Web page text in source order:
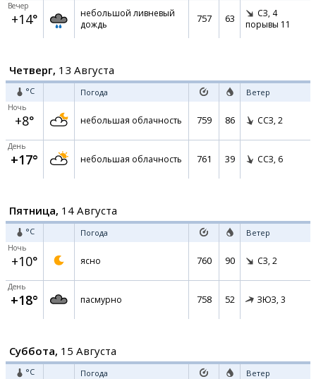
Вечер
+14°
небольшой ливневый
дождь
757 63 СЗ, 4
порывы 11
Четверг, 13 Августа
°C Погода Ветер
Ночь
+8° небольшая облачность 759 86 ССЗ, 2
День
+17° небольшая облачность 761 39 ССЗ, 6
Пятница, 14 Августа
°C Погода Ветер
Ночь
+10° ясно 760 90 СЗ, 2
День
+18° пасмурно 758 52 ЗЮЗ, 3
Суббота, 15 Августа
°C Погода Ветер